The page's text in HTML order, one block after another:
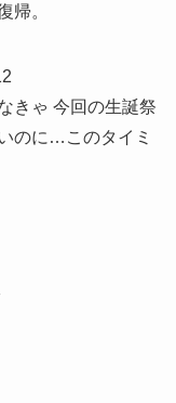
帰。
きゃ 今回の生誕祭
のに…このタイミ